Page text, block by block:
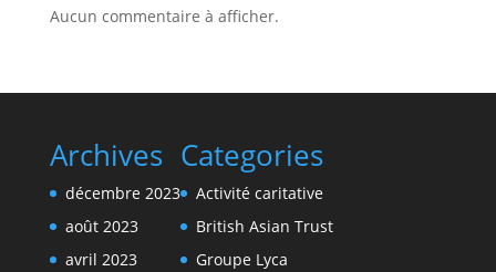
Aucun commentaire à afficher.
Archives
décembre 2023
août 2023
avril 2023
Categories
Activité caritative
British Asian Trust
Groupe Lyca